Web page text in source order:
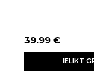
39.99 €
IELIKT